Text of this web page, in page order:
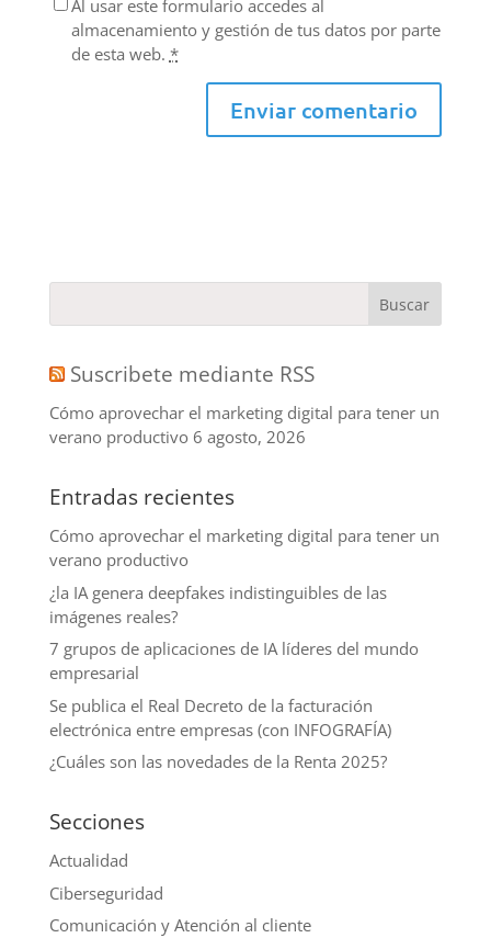
Al usar este formulario accedes al
almacenamiento y gestión de tus datos por parte
de esta web. *
Suscribete mediante RSS
Cómo aprovechar el marketing digital para tener un
verano productivo 6 agosto, 2026
Entradas recientes
Cómo aprovechar el marketing digital para tener un
verano productivo
¿la IA genera deepfakes indistinguibles de las
imágenes reales?
7 grupos de aplicaciones de IA líderes del mundo
empresarial
Se publica el Real Decreto de la facturación
electrónica entre empresas (con INFOGRAFÍA)
¿Cuáles son las novedades de la Renta 2025?
Secciones
Actualidad
Ciberseguridad
Comunicación y Atención al cliente